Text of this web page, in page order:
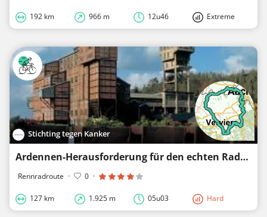
192 km 966 m 12u46 Extreme
Stichting tegen Kanker
Ardennen-Herausforderung für den echten Radsportler
Rennradroute · 0 ·
127 km 1.925 m 05u03 Hard